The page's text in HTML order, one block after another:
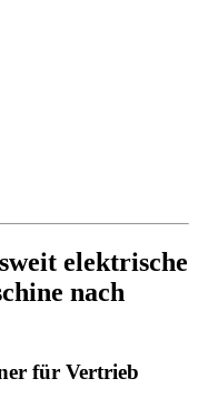
elektrische
nach
für Vertrieb